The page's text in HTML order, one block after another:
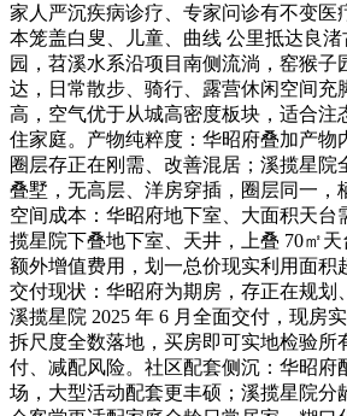
家人严沉疾病诊疗、专家问诊有不变医
本笼盖白叟、儿童、曲线 公里抵达良
园，苕溪水系沿项目南侧流淌，窑猴子
达，日常散步、骑行、露营休闲空间充
高，空气优于从城高密度板块，适合注
住家庭。产物纯粹度：华昭府叠加产物
圈层存正在刚需、改善混居；溪揽星院
叠墅，无高层、洋房穿插，圈层同一，
空间成本：华昭府地下室、大面积天台
揽星院下叠地下室、天井，上叠 70㎡
额外增值费用，划一总价现实利用面积
交付现状：华昭府为期房，存正在规划
溪揽星院 2025 年 6 月全面交付，现房
拆尺度全数落地，买房即可实地检验所
付、减配风险。社区配套侧沉：华昭府
场，大型活动配套更丰硕；溪揽星院分